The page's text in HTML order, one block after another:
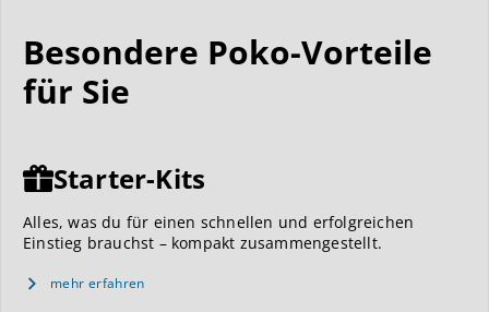
Besondere Poko-Vorteile
für Sie
Starter-Kits
Alles, was du für einen schnellen und erfolgreichen
Einstieg brauchst – kompakt zusammengestellt.
mehr erfahren